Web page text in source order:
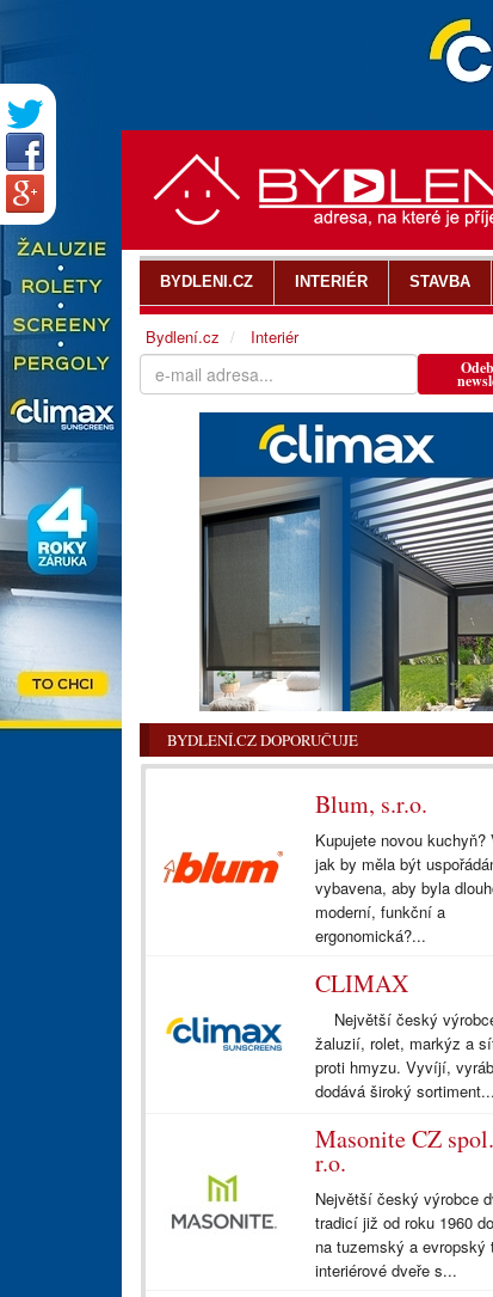
BYDLENÍ.CZ DOPORUČUJE
Blum, s.r.o.
Kupujete novou kuchyň?
jak by měla být
vybavena, aby byla
moderní, funkční a
ergonomická?...
CLIMAX
Největší český
žaluzií, rolet, markýz a
proti hmyzu. Vyvíjí,
dodává široký sortiment...
Masonite CZ
r.o.
Největší český výrobce
tradicí již od roku 1960
na tuzemský a evropský
interiérové dveře s...
BYDLENI.CZ INTERIÉR STAVBA
Bydlení.cz Interiér